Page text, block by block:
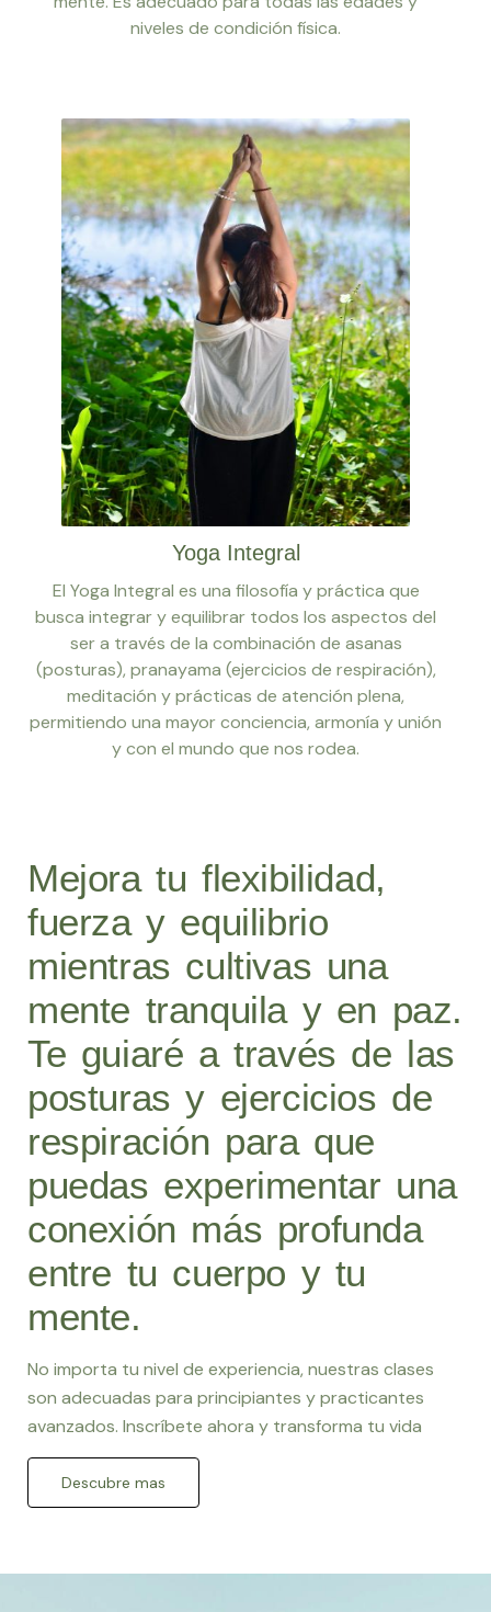
niveles de condición física.
Yoga Integral
El Yoga Integral es una filosofía y práctica que
busca integrar y equilibrar todos los aspectos del
ser a través de la combinación de asanas
(posturas), pranayama (ejercicios de respiración),
meditación y prácticas de atención plena,
permitiendo una mayor conciencia, armonía y unión
y con el mundo que nos rodea.
Mejora tu flexibilidad,
fuerza y equilibrio
mientras cultivas una
mente tranquila y en paz.
Te guiaré a través de las
posturas y ejercicios de
respiración para que
puedas experimentar una
conexión más profunda
entre tu cuerpo y tu
mente.
No importa tu nivel de experiencia, nuestras clases
son adecuadas para principiantes y practicantes
avanzados. Inscríbete ahora y transforma tu vida
Descubre mas